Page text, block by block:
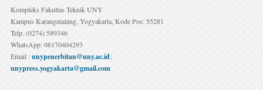
Kompleks Fakultas Teknik UNY
Kampus Karangmalang, Yogyakarta, Kode Pos: 55281
Telp. (0274) 589346
WhatsApp: 08170404293
Email :unypenerbitan@uny.ac.id;
unypress.yogyakarta@gmail.com